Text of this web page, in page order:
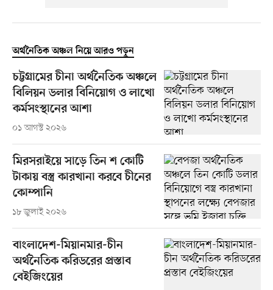
অর্থনৈতিক অঞ্চল নিয়ে আরও পড়ুন
চট্টগ্রামের চীনা অর্থনৈতিক অঞ্চলে
বিলিয়ন ডলার বিনিয়োগ ও লাখো
কর্মসংস্থানের আশা
০১ আগস্ট ২০২৬
মিরসরাইয়ে সাড়ে তিন শ কোটি
টাকায় বস্ত্র কারখানা করবে চীনের
কোম্পানি
১৮ জুলাই ২০২৬
বাংলাদেশ-মিয়ানমার-চীন
অর্থনৈতিক করিডরের প্রস্তাব
বেইজিংয়ের